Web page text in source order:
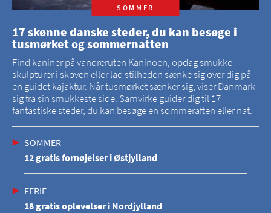
SOMMER
17 skønne danske steder, du kan besøge i
tusmørket og sommernatten
Find kaniner på vandreruten Kaninoen, opdag smukke
skulpturer i skoven eller lad stilheden sænke sig over dig på
en guidet kajaktur. Når tusmørket sænker sig, viser Danmark
sig fra sin smukkeste side. Samvirke guider dig til 17
fantastiske steder, du kan besøge en sommeraften eller nat.
SOMMER
12 gratis fornøjelser i Østjylland
FERIE
18 gratis oplevelser i Nordjylland